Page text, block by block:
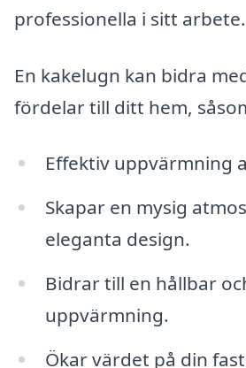
professionella i sitt arbete.
En kakelugn kan bidra
fördelar till ditt hem,
Effektiv uppvärmning
Skapar en mysig
eleganta design.
Bidrar till en hållbar
uppvärmning.
Ökar värdet på din